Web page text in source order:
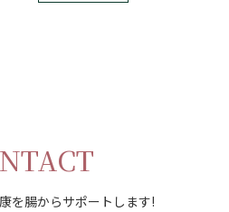
を腸からサポートします!